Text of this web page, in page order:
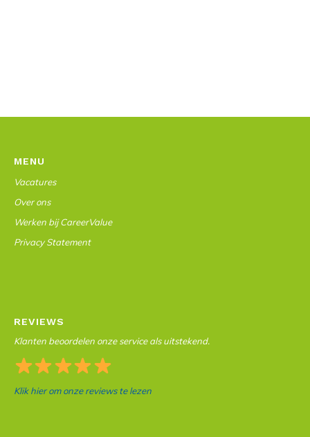
MENU
Vacatures
Over ons
Werken bij CareerValue
Privacy Statement
REVIEWS
Klanten beoordelen onze service als uitstekend.
Klik hier om onze reviews te lezen